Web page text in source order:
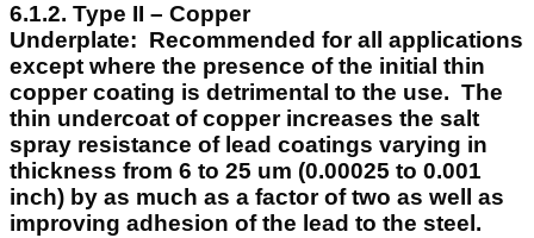
6.1.2. Type II – Copper
Underplate: Recommended for all applications
except where the presence of the initial thin
copper coating is detrimental to the use. The
thin undercoat of copper increases the salt
spray resistance of lead coatings varying in
thickness from 6 to 25 um (0.00025 to 0.001
inch) by as much as a factor of two as well as
improving adhesion of the lead to the steel.